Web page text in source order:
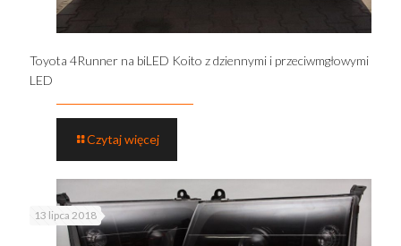
Toyota 4Runner na biLED Koito z dziennymi i przeciwmgłowymi
LED
Czytaj więcej
13 lipca 2018